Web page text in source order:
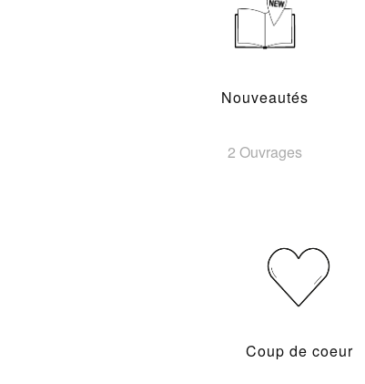
Nouveautés
2 Ouvrages
Coup de coeur